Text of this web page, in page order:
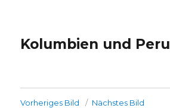
Kolumbien und Peru
Vorheriges Bild Nächstes Bild